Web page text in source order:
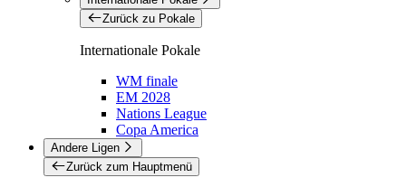
Zurück zu Pokale
Internationale Pokale
WM finale
EM 2028
Nations League
Copa America
Andere Ligen
Zurück zum Hauptmenü